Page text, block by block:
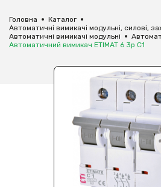
Головна
Каталог
Автоматичні вимикачі модульні, силові,
Автоматичні вимикачі модульні
Автоматичний вимикач ETIMAT 6 3p C1